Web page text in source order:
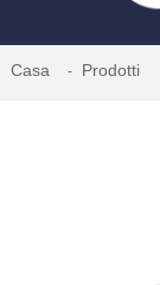
Casa Prodotti